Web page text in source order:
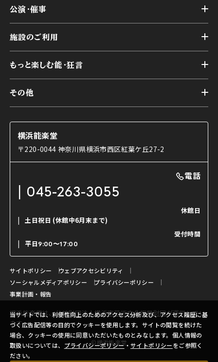
当サイトでは、利便性向上のためのアクセス分析及び、アクセス履歴に基
づく広告配信等の目的でクッキーを使用します。サイトの閲覧を続けた
場合、クッキーの使用に同意いただいたものとみなします。個人情報の
取扱いについては、 プライバシーポリシー・サイトポリシーをご参照く
ださい。
横浜能楽堂が取り組んだ事業
能舞台の歴史と特徴
様々なお客様に向けて
本舞台座席
交通アクセス
公演・催事
アーカイブ
施設のご利用
第二舞台
研修室
楽屋
ご利用の流れ
利用料金表
もっと楽しむ能・狂言
能舞台と演じ手
使用する道具
能・狂言の曲目説明
日本の古典芸能
その他
コラム
OTABISHO
チケット購入方法
ご寄附について
よくいただくご質問
お問い合わせ
横浜能楽堂
〒220-0044 神奈川県横浜市西区紅葉ケ丘27-2
電話
045-263-3055
休館日
土日祝日 (休館中6月末まで)
受付時間
平日9:00〜17:00
サイトポリシー
ウェブアクセシビリティ
ソーシャルメディアポリシー
プライバシーポリシー
事業計画・報告
横浜能楽堂は、公益財団法人横浜市芸術文化振興財団が運営してい
ます。
©横浜能楽堂